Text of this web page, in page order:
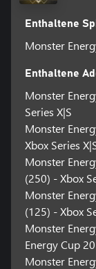
Enthaltene
Monster
Enthaltene
Monster
Series X|S
Monster
Xbox Series
Monster
(250) - Xbox
Monster
(125) - Xbox
Monster
Energy Cup
Monster